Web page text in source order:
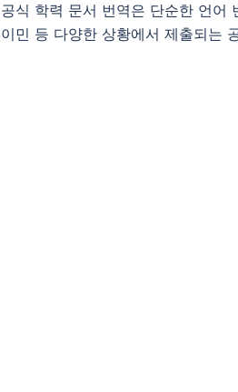
공식 학력 문서 번역은 단순한 언어
이민 등 다양한 상황에서 제출되는